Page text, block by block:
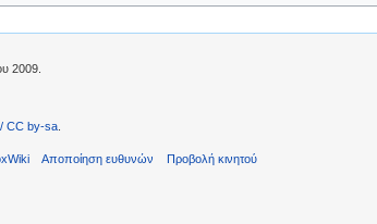
2009.
CC by-sa
Αποποίηση ευθυνών Προβολή κινητού